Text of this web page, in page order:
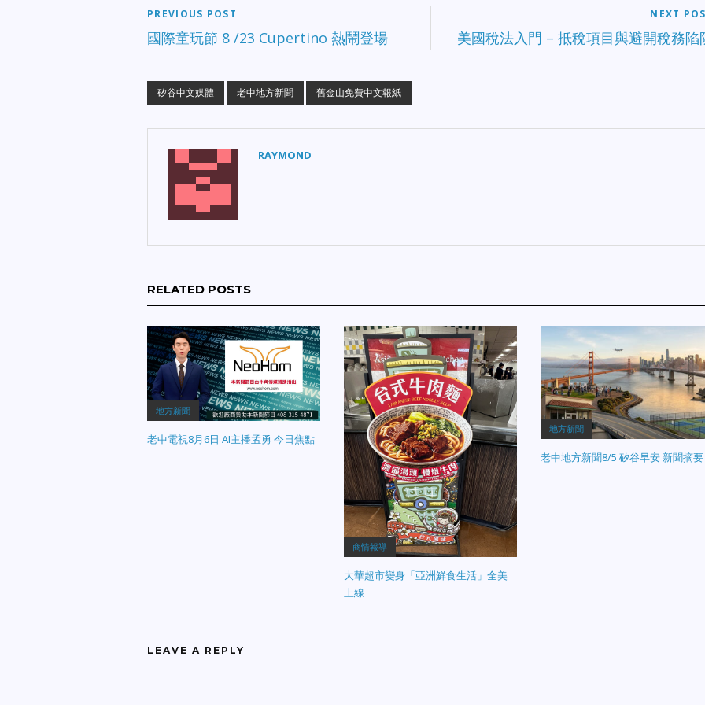
PREVIOUS POST
國際童玩節 8 /23 Cupertino 熱鬧登場
NEXT
美國稅法入門 – 抵稅項目與避開稅務陷
矽谷中文媒體 老中地方新聞 舊金山免費中文報紙
RAYMOND
RELATED POSTS
地方新聞
老中電視8月6日 AI主播孟勇 今日焦點
商情報導
大華超市變身「亞洲鮮食生活」全美
上線
地方新聞
老中地方新聞8/5 矽谷早安 新聞摘要
LEAVE A REPLY